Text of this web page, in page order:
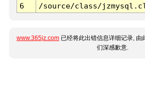
6
/source/class/
www.365jz.com 已经将此出错信息详细记录, 由
们深感歉意.